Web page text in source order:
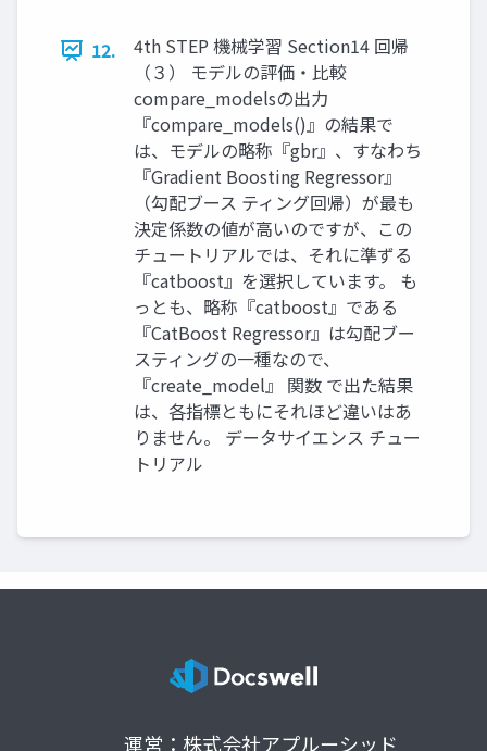
12.
4th STEP 機械学習 Section14 回帰
（３） モデルの評価・比較
compare_modelsの出力
『compare_models()』の結果で
は、モデルの略称『gbr』、すなわち
『Gradient Boosting Regressor』
（勾配ブース ティング回帰）が最も
決定係数の値が高いのですが、この
チュートリアルでは、それに準ずる
『catboost』を選択しています。 も
っとも、略称『catboost』である
『CatBoost Regressor』は勾配ブー
スティングの一種なので、
『create_model』 関数 で出た結果
は、各指標ともにそれほど違いはあ
りません。 データサイエンス チュー
トリアル
運営：株式会社アプルーシッド